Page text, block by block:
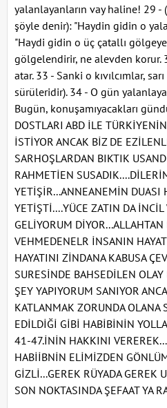
yalanlayanların vay haline! 29 -
şöyle denir): "Haydin gidin o
"Haydi gidin o üç çatallı
gölgelendirir, ne alevden korur.
atar. 33 - Sanki o kıvılcımlar,
sürüleridir). 34 - O gün
Bugün, konuşamıyacakları
DOSTLARI ABD İLE
İSTİYOR ANCAK BİZ DE
SARHOŞLARDAN BIKTIK
RAHMETİEN
YETİŞİR...ANNEANEMİN DUASI
YETİŞTİ....YÜCE ZATIN DA
GELİYORUM
VEHMEDENELR İNSANIN
HAYATINI ZİNDANA KABUSA
SURESİNDE BAHSEDİLEN
ŞEY YAPIYORUM SANIYOR
KATLANMAK ZORUNDA OLANA
EDİLDİĞİ GİBİ HABİBİNİN
41-47.İNİN HAKKINI
HABİİBNİN ELİMİZDEN
GİZLİ...GEREK RÜYADA GEREK
SON NOKTASINDA ŞEFAAT YA